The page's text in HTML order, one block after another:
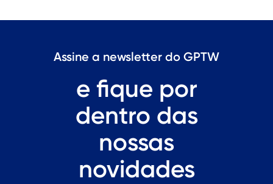
Assine a newsletter do GPTW
e fique por
dentro das
nossas
novidades